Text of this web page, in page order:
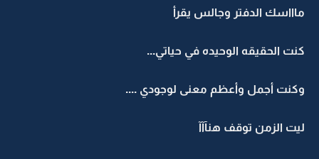
ماااسك الدفتر وجالس يقرأ
كنت الحقيقه الوحيده في حياتي...
وكنت أجمل وأعظم معنى لوجودي ....
ليت الزمن توقف هنآآآ